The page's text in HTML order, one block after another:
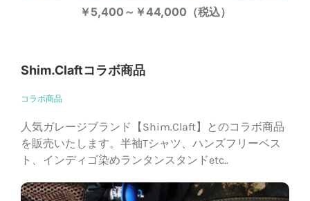
￥5,400～￥44,000（税込）
Shim.Claftコラボ商品
コラボ商品
人気ガレージブランド【Shim.Claft】とのコラボ商品
を販売いたします。半袖Tシャツ、ハンズフリーベス
ト、インディゴ染めランタンスタンドetc..